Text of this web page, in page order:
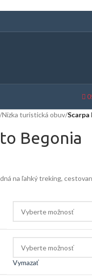
Nízka turistická obuv/
Begonia
na ľahký treking,
Vymazať